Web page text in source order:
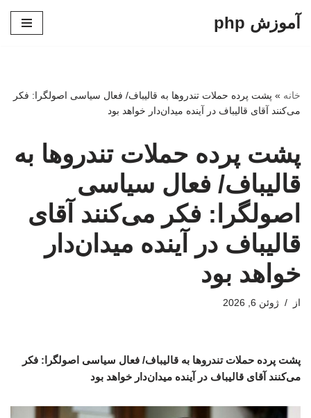
آموزش php
خانه » پشت پرده حملات تندروها به قالیباف/ فعال سیاسی اصولگرا: فکر
می‌کنند آقای قالیباف در آینده میدان‌دار خواهد بود
پشت پرده حملات تندروها به
قالیباف/ فعال سیاسی
اصولگرا: فکر می‌کنند آقای
قالیباف در آینده میدان‌دار
خواهد بود
از ژوئن 6, 2026
پشت پرده حملات تندروها به قالیباف/ فعال سیاسی اصولگرا: فکر
می‌کنند آقای قالیباف در آینده میدان‌دار خواهد بود